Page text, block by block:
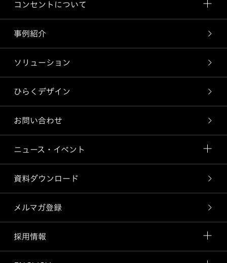
コンセントについて
事例紹介
ソリューション
ひらくデザイン
お問い合わせ
ニュース・イベント
資料ダウンロード
メルマガ登録
採用情報